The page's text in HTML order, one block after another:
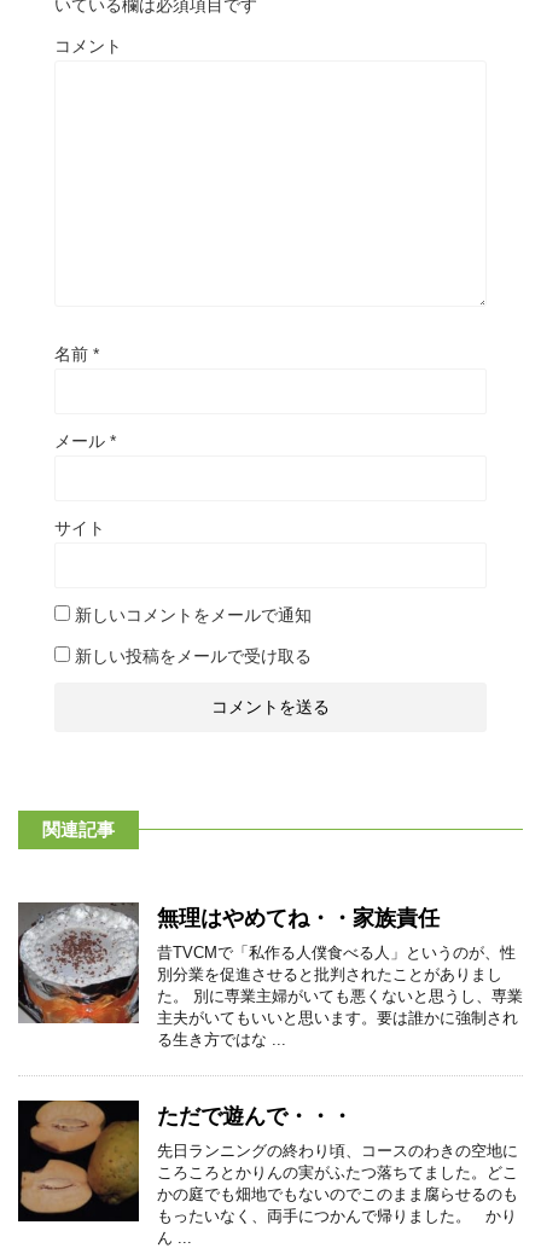
いている欄は必須項目です
コメント
名前 *
メール *
サイト
新しいコメントをメールで通知
新しい投稿をメールで受け取る
関連記事
無理はやめてね・・家族責任
昔TVCMで「私作る人僕食べる人」というのが、性
別分業を促進させると批判されたことがありまし
た。 別に専業主婦がいても悪くないと思うし、専業
主夫がいてもいいと思います。要は誰かに強制され
る生き方ではな ...
ただで遊んで・・・
先日ランニングの終わり頃、コースのわきの空地に
ころころとかりんの実がふたつ落ちてました。どこ
かの庭でも畑地でもないのでこのまま腐らせるのも
もったいなく、両手につかんで帰りました。 かり
ん ...